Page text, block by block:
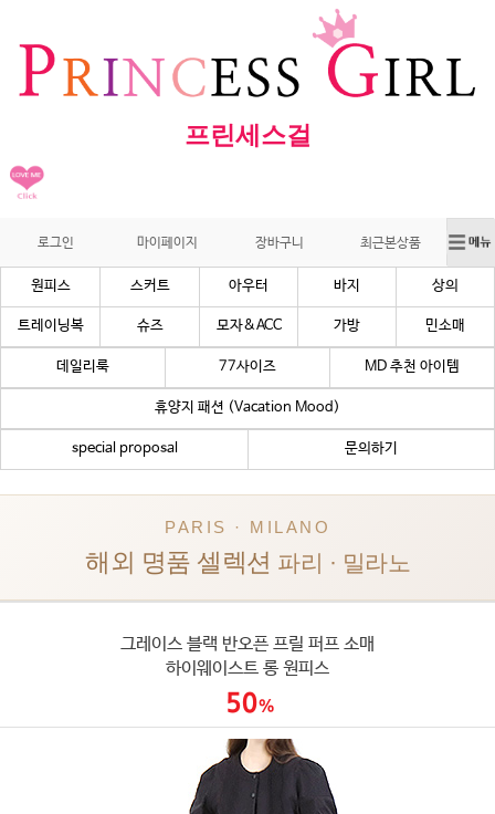
프린세스걸
로그인 마이페이지 장바구니 최근본상품
원피스 스커트 아우터 바지 상의
트레이닝복 슈즈 모자&ACC 가방 민소매
데일리룩 77사이즈 MD 추천 아이템
휴양지 패션 (Vacation Mood)
special proposal 문의하기
PARIS · MILANO
해외 명품 셀렉션 파리 · 밀라노
그레이스 블랙 반오픈 프릴 퍼프 소매
하이웨이스트 롱 원피스